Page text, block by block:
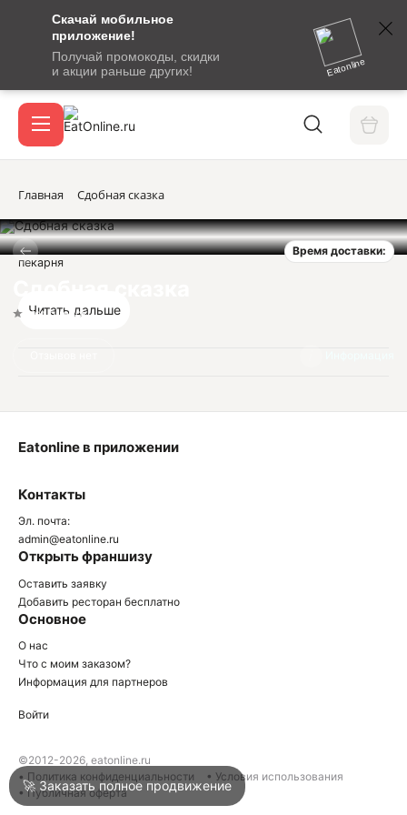
Скачай мобильное
приложение!
Получай промокоды, скидки
и акции раньше других!
Eatonline
сообщение
кодом
подтверждения
Вход / регистрация
Акции
Войти
Написать в техподдержку
Главная Сдобная сказка
Время доставки:
Нет оценок
пекарня
Читать дальше
Контакты
Эл. почта:
admin@eatonline.ru
Открыть франшизу
Оставить заявку
Добавить ресторан бесплатно
Основное
О нас
Что с моим заказом?
Информация для партнеров
Eatonline в приложении
Войти
©2012-2026, eatonline.ru
• Политика конфиденциальности
• Условия использования
• Публичная оферта
🚀 Заказать полное продвижение